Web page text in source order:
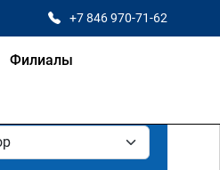
+7 846 970-71-62
Филиалы